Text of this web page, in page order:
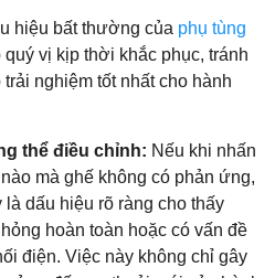
hiệu bất thường của phụ tùng
quý vị kịp thời khắc phục, tránh
nghiệm tốt nhất cho hành
thể điều chỉnh: Nếu khi nhấn
mà ghế không có phản ứng,
là dấu hiệu rõ ràng cho thấy
hoàn toàn hoặc có vấn đề
điện. Việc này không chỉ gây